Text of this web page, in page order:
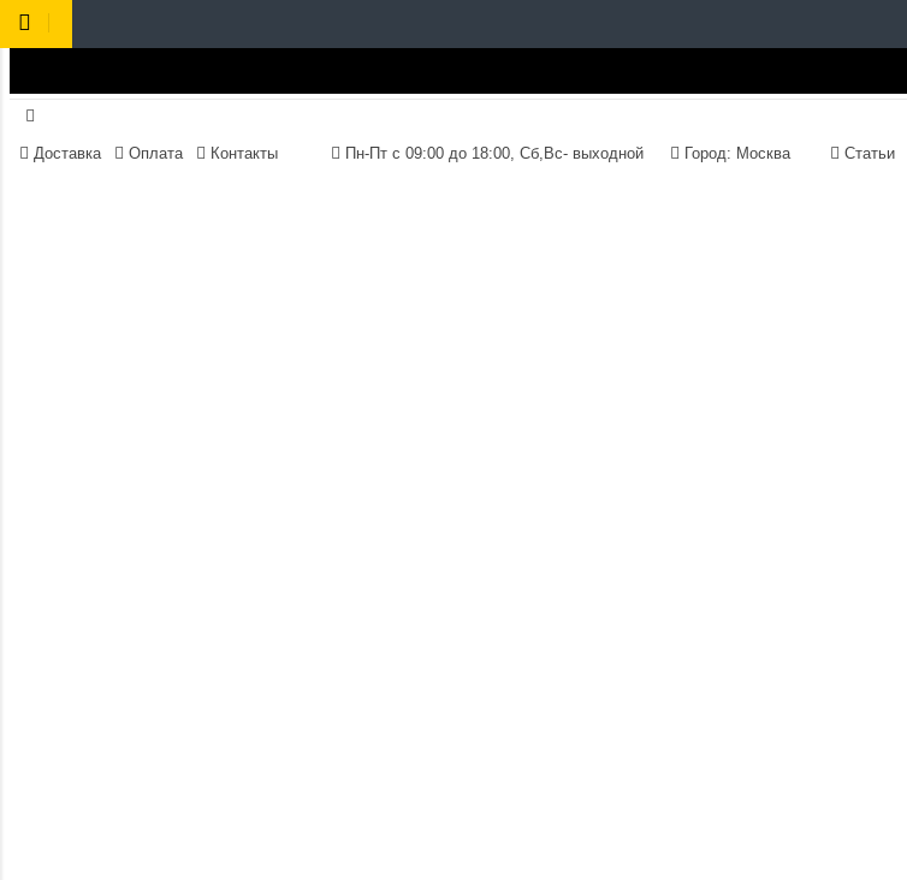
Доставка Оплата Контакты Пн-Пт с 09:00 до 18:00, Сб,Вс- выходной Город: Москва Статьи